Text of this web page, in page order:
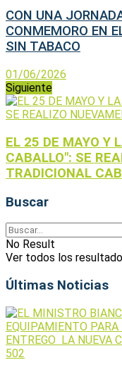
CON UNA
CONMEMORO EN
SIN TABACO
01/06/2026
Siguiente
EL 25 DE MAYO Y
CABALLO": SE
TRADICIONAL
Buscar
No Result
Ver todos los
Últimas Noticias